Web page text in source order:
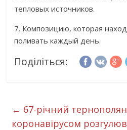
тепловых источников.
7. Композицию, которая
поливать каждый день.
Поділіться:
← 67-річний
коронавірусом